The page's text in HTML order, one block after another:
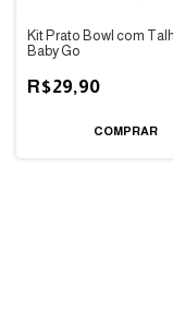
Kit Prato Bowl com
Baby Go
R$29,90